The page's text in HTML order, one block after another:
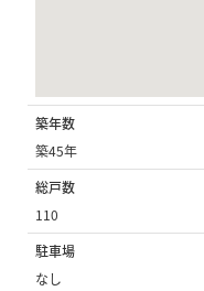
築年数
築45年
総戸数
110
駐車場
なし